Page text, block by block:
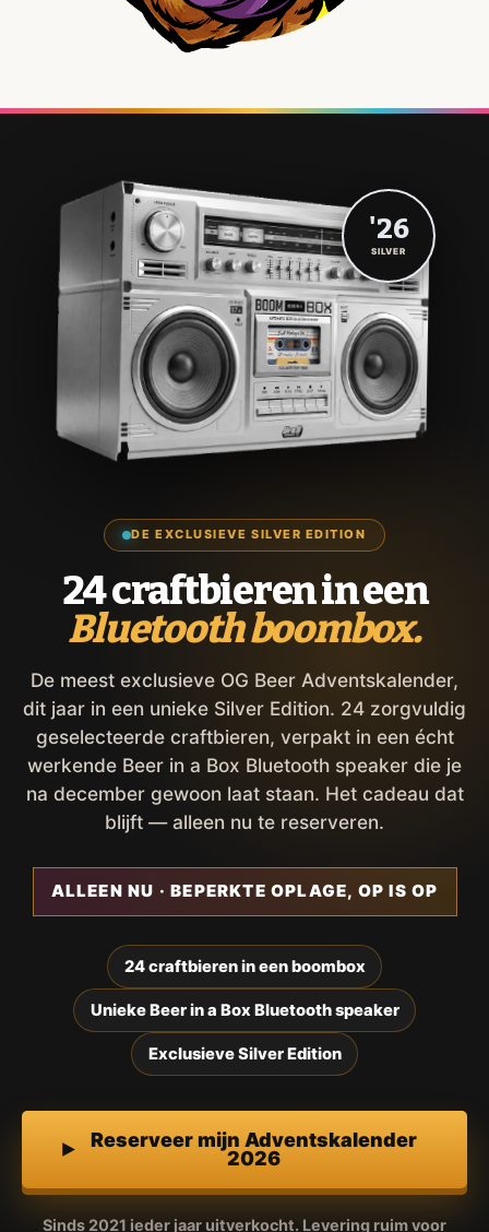
DE EXCLUSIEVE SILVER EDITION
24 craftbieren in een
Bluetooth boombox.
De meest exclusieve OG Beer Adventskalender,
dit jaar in een unieke Silver Edition. 24 zorgvuldig
geselecteerde craftbieren, verpakt in een écht
werkende Beer in a Box Bluetooth speaker die je
na december gewoon laat staan. Het cadeau dat
blijft — alleen nu te reserveren.
ALLEEN NU · BEPERKTE OPLAGE, OP IS OP
24 craftbieren in een boombox
Unieke Beer in a Box Bluetooth speaker
Exclusieve Silver Edition
Reserveer mijn Adventskalender
2026
Sinds 2021 ieder jaar uitverkocht. Levering ruim voor
'26
SILVER